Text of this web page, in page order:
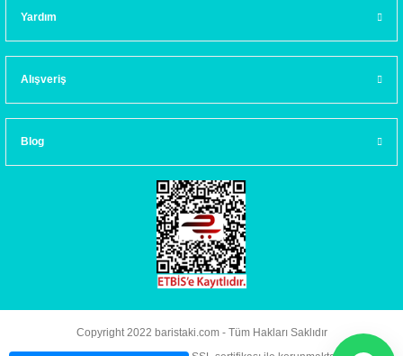
Yardım
Alışveriş
Blog
Copyright 2022 baristaki.com - Tüm Hakları Saklıdır